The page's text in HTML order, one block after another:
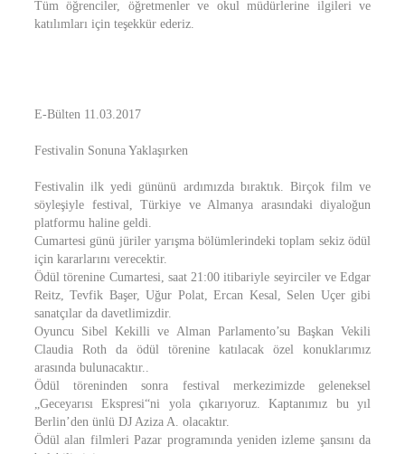
Tüm öğrenciler, öğretmenler ve okul müdürlerine ilgileri ve
katılımları için teşekkür ederiz.
E-Bülten 11.03.2017
Festivalin Sonuna Yaklaşırken
Festivalin ilk yedi gününü ardımızda bıraktık. Birçok film ve
söyleşiyle festival, Türkiye ve Almanya arasındaki diyaloğun
platformu haline geldi.
Cumartesi günü jüriler yarışma bölümlerindeki toplam sekiz ödül
için kararlarını verecektir.
Ödül törenine Cumartesi, saat 21:00 itibariyle seyirciler ve Edgar
Reitz, Tevfik Başer, Uğur Polat, Ercan Kesal, Selen Uçer gibi
sanatçılar da davetlimizdir.
Oyuncu Sibel Kekilli ve Alman Parlamento’su Başkan Vekili
Claudia Roth da ödül törenine katılacak özel konuklarımız
arasında bulunacaktır..
Ödül töreninden sonra festival merkezimizde geleneksel
„Geceyarısı Ekspresi“ni yola çıkarıyoruz. Kaptanımız bu yıl
Berlin’den ünlü DJ Aziza A. olacaktır.
Ödül alan filmleri Pazar programında yeniden izleme şansını da